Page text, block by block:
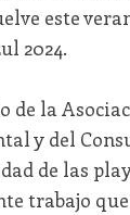
este
2024.
de la
y del
de las
trabajo